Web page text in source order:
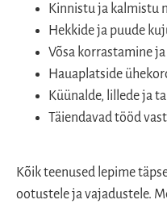
Kinnistu ja kalmistu
Hekkide ja puude
Võsa korrastamine
Hauaplatside
Küünalde, lillede ja
Täiendavad tööd
Kõik teenused lepime
ootustele ja vajadustele.